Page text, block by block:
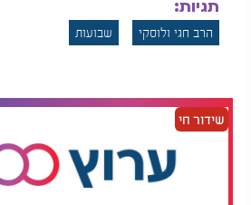
"שראתה בדברי חמותה"? מה
החמיצה?
במהלך ניסיונות השכנוע, פונה
במילים החמות: "שֹׁבְנָה
אימהית זו, שיצאה ממעמקי הלב,
נסתרת. שהרי אמא אמיתית אינה
מעליה את בנותיה.
תגיות:
הרב חגי ולוסקי שבועות
שידור חי